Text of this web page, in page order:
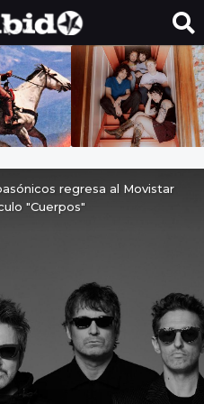
regresa al Movistar
"Cuerpos"